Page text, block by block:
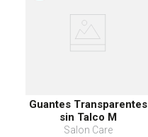
Guantes Transparentes
sin Talco M
Salon Care